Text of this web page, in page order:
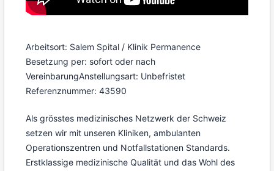
Arbeitsort: Salem Spital / Klinik Permanence
Besetzung per: sofort oder nach
VereinbarungAnstellungsart: Unbefristet
Referenznummer: 43590
Als grösstes medizinisches Netzwerk der Schweiz
setzen wir mit unseren Kliniken, ambulanten
Operationszentren und Notfallstationen Standards.
Erstklassige medizinische Qualität und das Wohl des